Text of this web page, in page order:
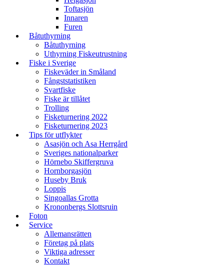
Toftasjön
Innaren​
Furen
Båtuthyrning
Båtuthyrning
Uthyrning Fiskeutrustning
Fiske i Sverige
Fiskeväder in Småland
Fångststatistiken
Svartfiske
Fiske är tillåtet
Trolling
Fisketurnering 2022
Fisketurnering 2023
Tips för utflykter
Asasjön och Asa Herrgård​
Sveriges nationalparker
Hörnebo Skiffergruva
Hornborgasjön
Huseby Bruk​
Loppis
Singoallas Grotta
Krononbergs Slottsruin​
Foton
Service
Allemansrätten
Företag på plats
Viktiga adresser
Kontakt